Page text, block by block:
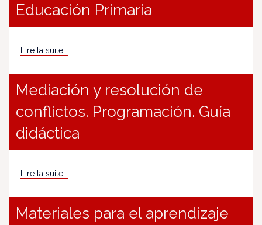
Educación Primaria
Lire la suite...
Mediación y resolución de
conflictos. Programación. Guía
didáctica
Lire la suite...
Materiales para el aprendizaje